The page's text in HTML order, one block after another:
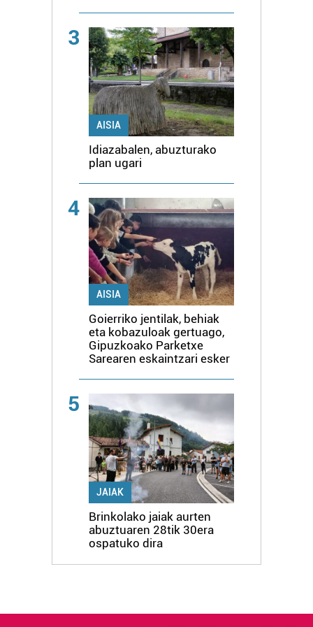
3
AISIA
Idiazabalen, abuzturako
plan ugari
4
AISIA
Goierriko jentilak, behiak
eta kobazuloak gertuago,
Gipuzkoako Parketxe
Sarearen eskaintzari esker
5
JAIAK
Brinkolako jaiak aurten
abuztuaren 28tik 30era
ospatuko dira